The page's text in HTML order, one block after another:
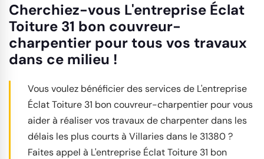
Cherchiez-vous L'entreprise Éclat
Toiture 31 bon couvreur-
charpentier pour tous vos travaux
dans ce milieu !
Vous voulez bénéficier des services de L'entreprise
Éclat Toiture 31 bon couvreur-charpentier pour vous
aider à réaliser vos travaux de charpenter dans les
délais les plus courts à Villaries dans le 31380 ?
Faites appel à L'entreprise Éclat Toiture 31 bon